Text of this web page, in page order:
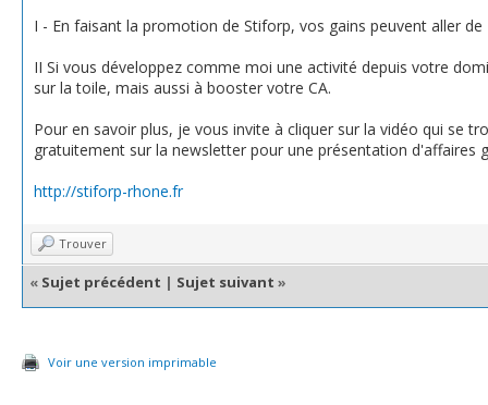
I - En faisant la promotion de Stiforp, vos gains peuvent aller
II Si vous développez comme moi une activité depuis votre
sur la toile, mais aussi à booster votre CA.
Pour en savoir plus, je vous invite à cliquer sur la vidéo qui se
gratuitement sur la newsletter pour une présentation d'affaires
http://stiforp-rhone.fr
Trouver
« Sujet précédent | Sujet suivant »
Voir une version imprimable